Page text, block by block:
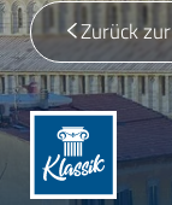
Zurück